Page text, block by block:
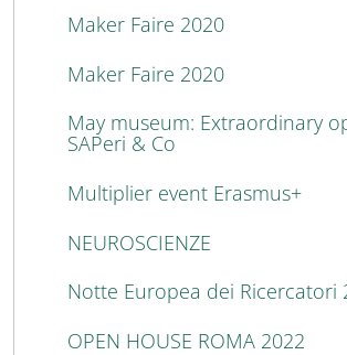
Maker Faire 2020
Maker Faire 2020
May museum: Extraordinary
SAPeri & Co
Multiplier event Erasmus+
NEUROSCIENZE
Notte Europea dei Ricercatori
OPEN HOUSE ROMA 2022